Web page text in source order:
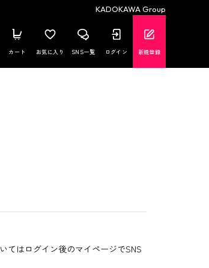
KADOKAWA Group
カート お気に入り SNS一覧 ログイン 新規登録
てはログイン後のマイページでSNS